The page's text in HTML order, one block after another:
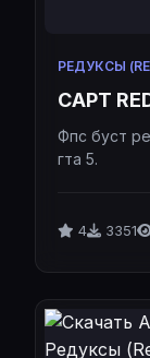
РЕДУКСЫ
CAPT
Фпс буст
гта 5.
4 3351